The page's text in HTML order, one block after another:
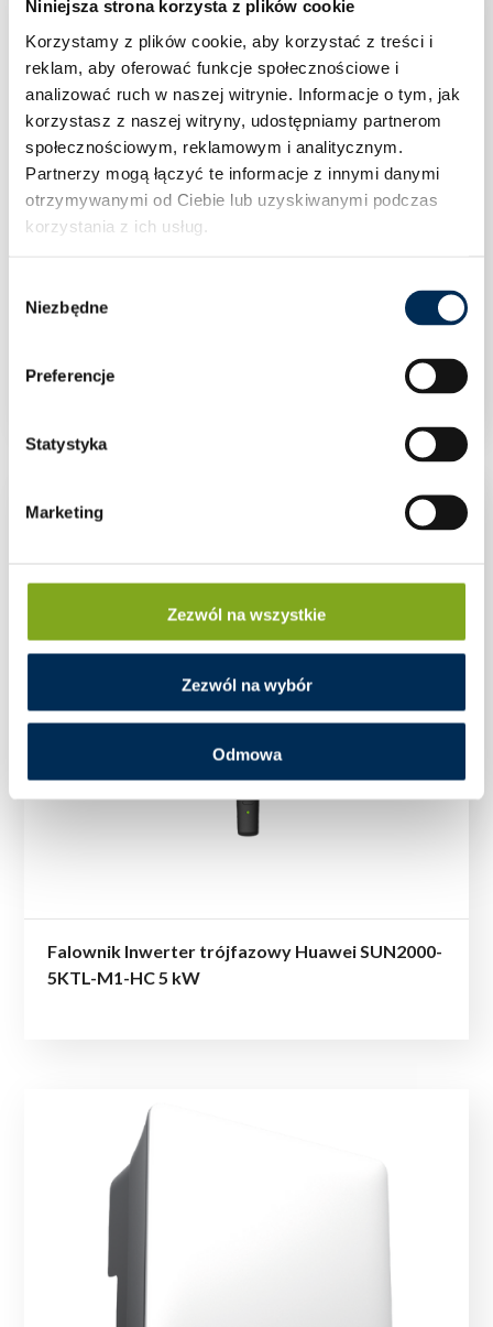
Niniejsza strona korzysta z plików cookie
Korzystamy z plików cookie, aby korzystać z treści i
reklam, aby oferować funkcje społecznościowe i
analizować ruch w naszej witrynie. Informacje o tym, jak
korzystasz z naszej witryny, udostępniamy partnerom
społecznościowym, reklamowym i analitycznym.
Partnerzy mogą łączyć te informacje z innymi danymi
otrzymywanymi od Ciebie lub uzyskiwanymi podczas
korzystania z ich usług.
zgody
Niezbędne
Preferencje
Statystyka
Marketing
Zezwól na wszystkie
Zezwól na wybór
Odmowa
Falownik Inwerter trójfazowy Huawei SUN2000-
5KTL-M1-HC 5 kW